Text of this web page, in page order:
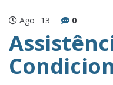
Ago 13 0